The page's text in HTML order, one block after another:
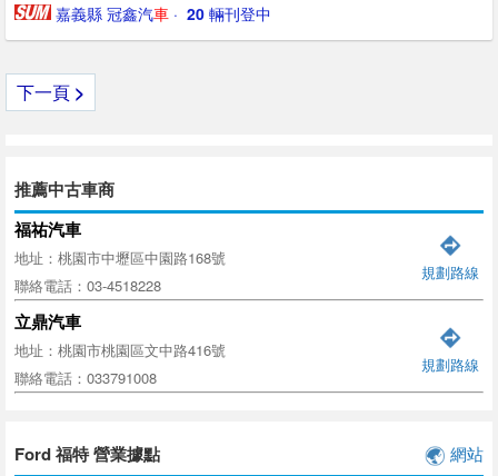
嘉義縣 冠鑫汽車 · ‎ 20 輛刊登中
下一頁 >
推薦中古車商
福祐汽車
地址：桃園市中壢區中園路168號
聯絡電話：03-4518228
規劃路線
立鼎汽車
地址：桃園市桃園區文中路416號
聯絡電話：033791008
規劃路線
Ford 福特 營業據點 網站